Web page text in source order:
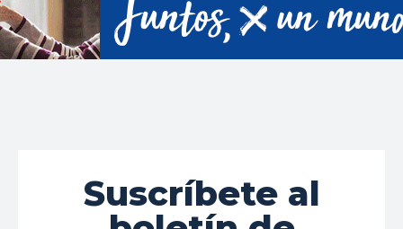
Suscríbete al